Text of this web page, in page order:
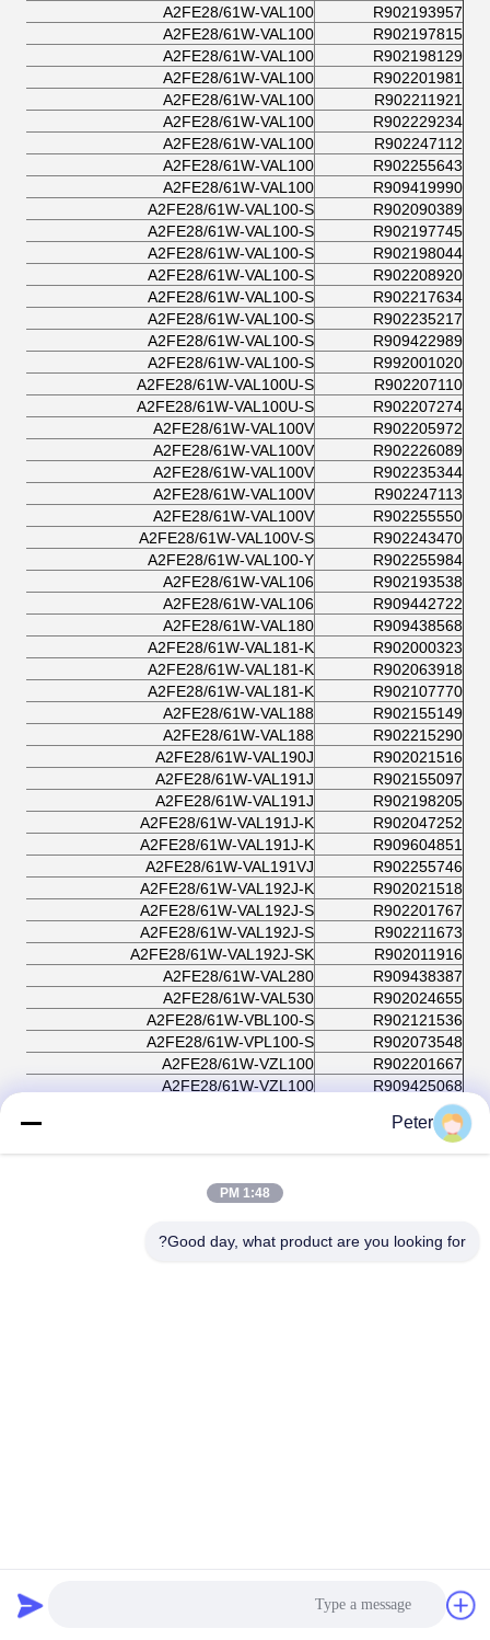
R902193957
A2FE28/61W-VAL100
R902197815
A2FE28/61W-VAL100
R902198129
A2FE28/61W-VAL100
R902201981
A2FE28/61W-VAL100
R902211921
A2FE28/61W-VAL100
R902229234
A2FE28/61W-VAL100
R902247112
A2FE28/61W-VAL100
R902255643
A2FE28/61W-VAL100
R909419990
A2FE28/61W-VAL100
R902090389
A2FE28/61W-VAL100-S
R902197745
A2FE28/61W-VAL100-S
R902198044
A2FE28/61W-VAL100-S
R902208920
A2FE28/61W-VAL100-S
R902217634
A2FE28/61W-VAL100-S
R902235217
A2FE28/61W-VAL100-S
R909422989
A2FE28/61W-VAL100-S
R992001020
A2FE28/61W-VAL100-S
R902207110
A2FE28/61W-VAL100U-S
R902207274
A2FE28/61W-VAL100U-S
R902205972
A2FE28/61W-VAL100V
R902226089
A2FE28/61W-VAL100V
R902235344
A2FE28/61W-VAL100V
R902247113
A2FE28/61W-VAL100V
R902255550
A2FE28/61W-VAL100V
R902243470
A2FE28/61W-VAL100V-S
R902255984
A2FE28/61W-VAL100-Y
R902193538
A2FE28/61W-VAL106
R909442722
A2FE28/61W-VAL106
R909438568
A2FE28/61W-VAL180
R902000323
A2FE28/61W-VAL181-K
R902063918
A2FE28/61W-VAL181-K
R902107770
A2FE28/61W-VAL181-K
R902155149
A2FE28/61W-VAL188
R902215290
A2FE28/61W-VAL188
R902021516
A2FE28/61W-VAL190J
R902155097
A2FE28/61W-VAL191J
R902198205
A2FE28/61W-VAL191J
R902047252
A2FE28/61W-VAL191J-K
R909604851
A2FE28/61W-VAL191J-K
R902255746
A2FE28/61W-VAL191VJ
R902021518
A2FE28/61W-VAL192J-K
R902201767
A2FE28/61W-VAL192J-S
R902211673
A2FE28/61W-VAL192J-S
R902011916
A2FE28/61W-VAL192J-SK
R909438387
A2FE28/61W-VAL280
R902024655
A2FE28/61W-VAL530
R902121536
A2FE28/61W-VBL100-S
R902073548
A2FE28/61W-VPL100-S
R902201667
A2FE28/61W-VZL100
R909425068
A2FE28/61W-VZL100
R902043641
R902107562
R902107564
A2FE28/61W-VZL191J-K
A2FE32/61W-NAL191
R909610981
A2FE32/61W-NAL192-K
R902198130
R902201626
Peter
1:48 PM
Good day, what product are you looking for?